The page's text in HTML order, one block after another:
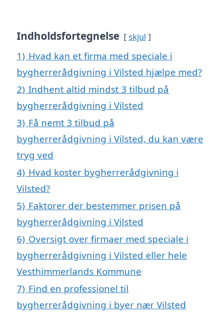
Indholdsfortegnelse skjul
1) Hvad kan et firma med speciale i
bygherrerådgivning i Vilsted hjælpe med?
2) Indhent altid mindst 3 tilbud på
bygherrerådgivning i Vilsted
3) Få nemt 3 tilbud på
bygherrerådgivning i Vilsted, du kan være
tryg ved
4) Hvad koster bygherrerådgivning i
Vilsted?
5) Faktorer der bestemmer prisen på
bygherrerådgivning i Vilsted
6) Oversigt over firmaer med speciale i
bygherrerådgivning i Vilsted eller hele
Vesthimmerlands Kommune
7) Find en professionel til
bygherrerådgivning i byer nær Vilsted